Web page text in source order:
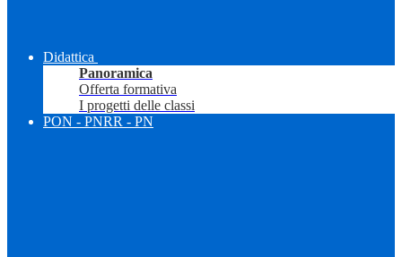
Didattica
Panoramica
Offerta formativa
I progetti delle classi
PON - PNRR - PN